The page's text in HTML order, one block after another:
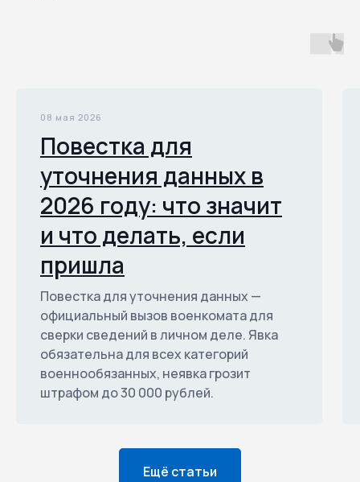
08 мая 2026
Повестка для
уточнения данных в
2026 году: что значит
и что делать, если
пришла
Повестка для уточнения данных —
официальный вызов военкомата для
сверки сведений в личном деле. Явка
обязательна для всех категорий
военнообязанных, неявка грозит
штрафом до 30 000 рублей.
Ещё статьи